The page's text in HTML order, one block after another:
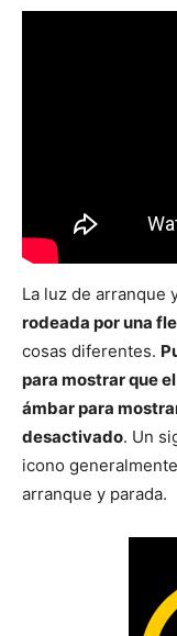
La luz de arranque
rodeada por una
cosas diferentes.
para mostrar que
ámbar para
desactivado. Un
icono
arranque y parada.